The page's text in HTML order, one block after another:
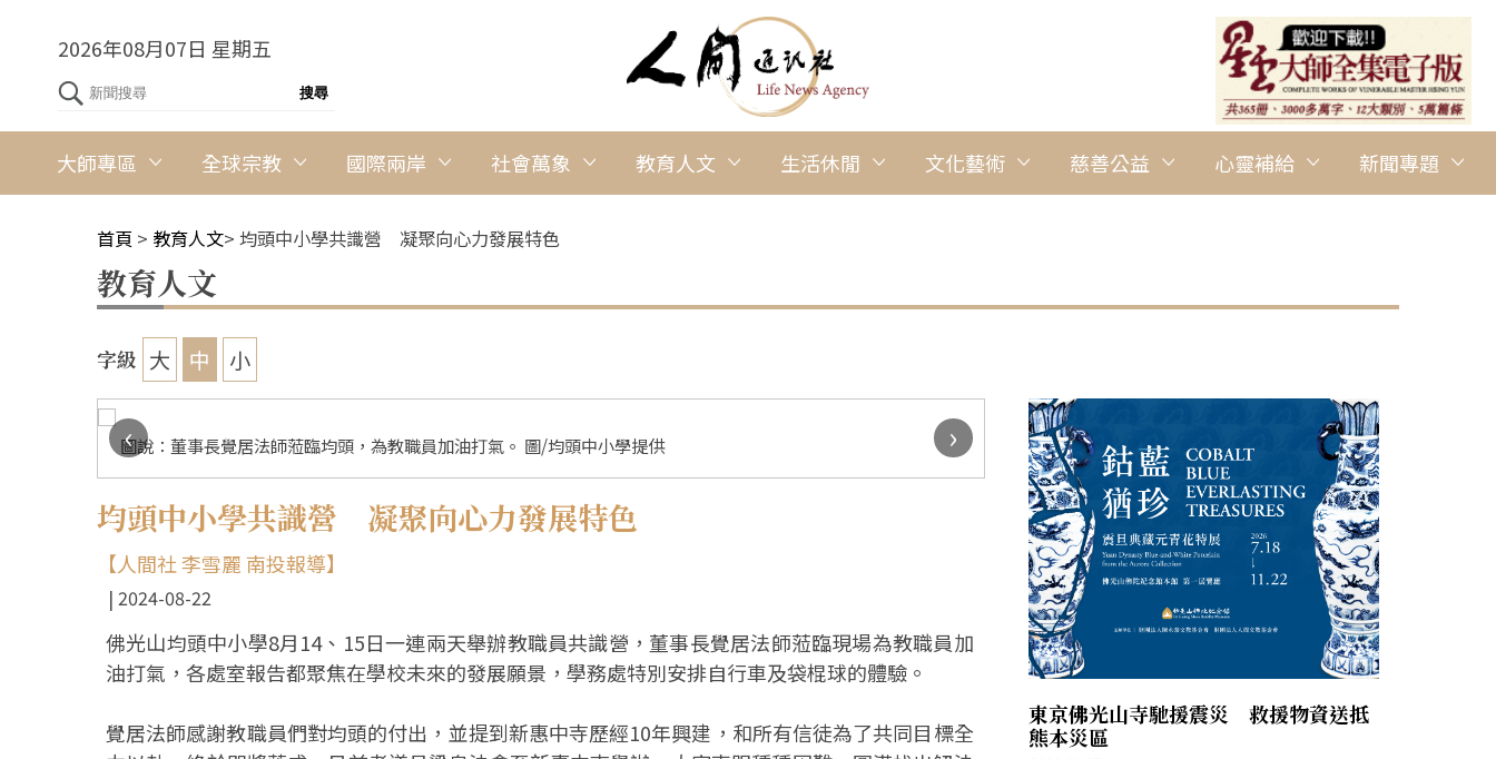
2026年08月07日 星期五
大師專區 全球宗教 國際兩岸 社會萬象 教育人文 生活休閒 文化藝術 慈善公益 心靈補給 新聞專題
首頁 > 教育人文> 均頭中小學共識營 凝聚向心力發展特色
教育人文
字級 大 中 小
圖說：總校長吳榕峯提出20週年校慶活動規劃。 圖/均頭中小學提供
圖說：校長胡金枝呼籲老師們，要多給學生及學校鼓勵、讚美，
提供
‹
›
均頭中小學共識營 凝聚向心力發展特色
【人間社 李雪麗 南投報導】
2024-08-22
佛光山均頭中小學8月14、15日一連兩天舉辦教職員共識營，董事長覺居法師蒞臨現場為教職員加
油打氣，各處室報告都聚焦在學校未來的發展願景，學務處特別安排自行車及袋棍球的體驗。
覺居法師感謝教職員們對均頭的付出，並提到新惠中寺歷經10年興建，和所有信徒為了共同目標全
東京佛光山寺馳援震災 救援物資送抵
熊本災區